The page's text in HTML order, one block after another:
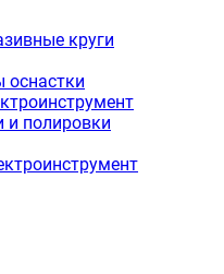
круги
и полировки